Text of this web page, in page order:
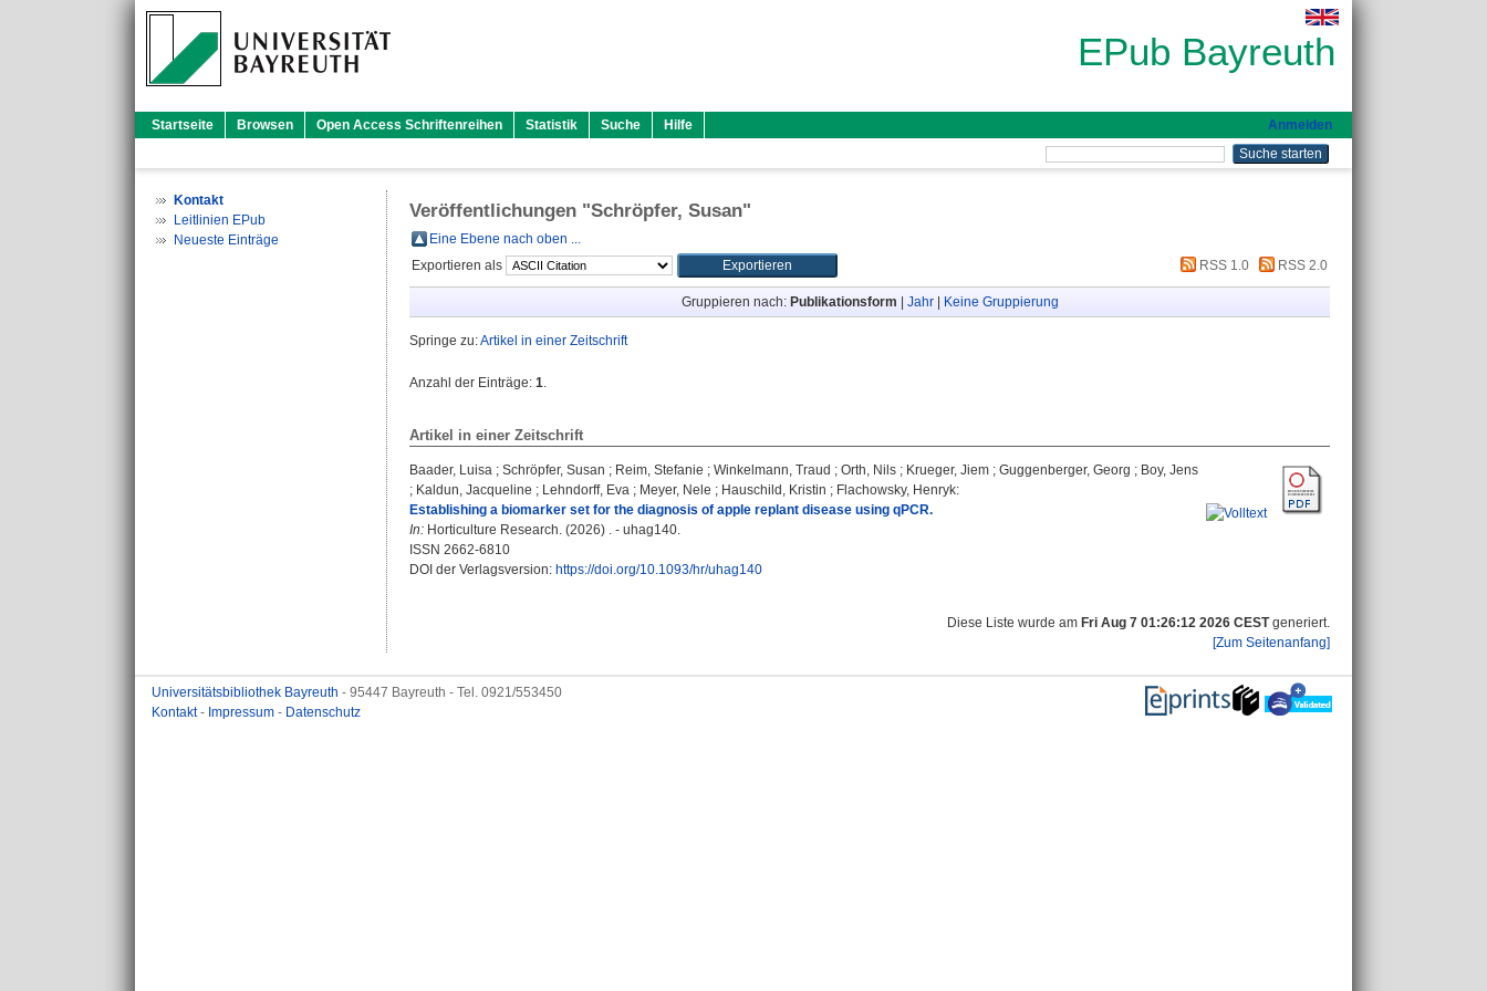
EPub Bayreuth
Startseite Browsen Open Access Schriftenreihen Statistik Suche Hilfe Anmelden
Kontakt
Leitlinien EPub
Neueste Einträge
Veröffentlichungen "Schröpfer, Susan"
Eine Ebene nach oben ...
Exportieren als
RSS 1.0 RSS 2.0
Gruppieren nach: Publikationsform Jahr| Keine Gruppierung
Springe zu:Artikel in einer Zeitschrift
Anzahl der Einträge: 1.
Artikel in einer Zeitschrift
Baader, Luisa ; Schröpfer, Susan ; Reim, Stefanie ; Winkelmann, Traud ; Orth, Nils ; Krueger, Jiem ; Guggenberger, Georg ; Boy, Jens
; Kaldun, Jacqueline ; Lehndorff, Eva ; Meyer, Nele ; Hauschild, Kristin ; Flachowsky, Henryk:
Establishing a biomarker set for the diagnosis of apple replant disease using qPCR.
In: Horticulture Research. (2026) . - uhag140.
ISSN 2662-6810
DOI der Verlagsversion: https://doi.org/10.1093/hr/uhag140
Diese Liste wurde am Fri Aug 7 01:26:12 2026 CESTgeneriert.
[Zum Seitenanfang]
Universitätsbibliothek Bayreuth - 95447 Bayreuth - Tel. 0921/553450
Kontakt- Impressum - Datenschutz